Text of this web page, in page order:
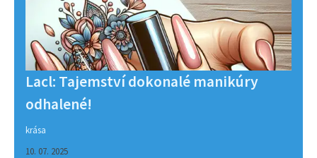
Lacl: Tajemství dokonalé manikúry
odhalené!
krása
10. 07. 2025